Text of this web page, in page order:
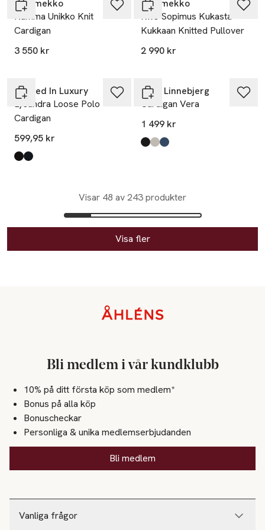
Marimekko
Kumma Unikko Knit
Cardigan
3 550 kr
Marimekko
Rws Sopimus Kukasta
Kukkaan Knitted Pullover
2 990 kr
Ta 2 betala 1 000:-
Soaked In Luxury
Lysandra Loose Polo
Cardigan
599,95 kr
Produkten finns i färgerna:
Black
Salute
Sibin Linnebjerg
Cardigan Vera
1 499 kr
Produkten finns i färgerna:
Black,
Light Sand
Midnight Blue
Visar 48 av 243 produkter
Visa fler
Vanliga frågor
Bli medlem i vår kundklubb
10% på ditt första köp som medlem*
Bonus på alla köp
Bonuscheckar
Personliga & unika medlemserbjudanden
Bli medlem